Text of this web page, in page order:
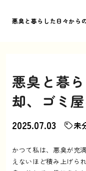
悪臭と暮らした日々から
悪臭と暮
却、ゴミ
2025.07.03 未
かつて私は、悪臭が充
えないほど積み上げら